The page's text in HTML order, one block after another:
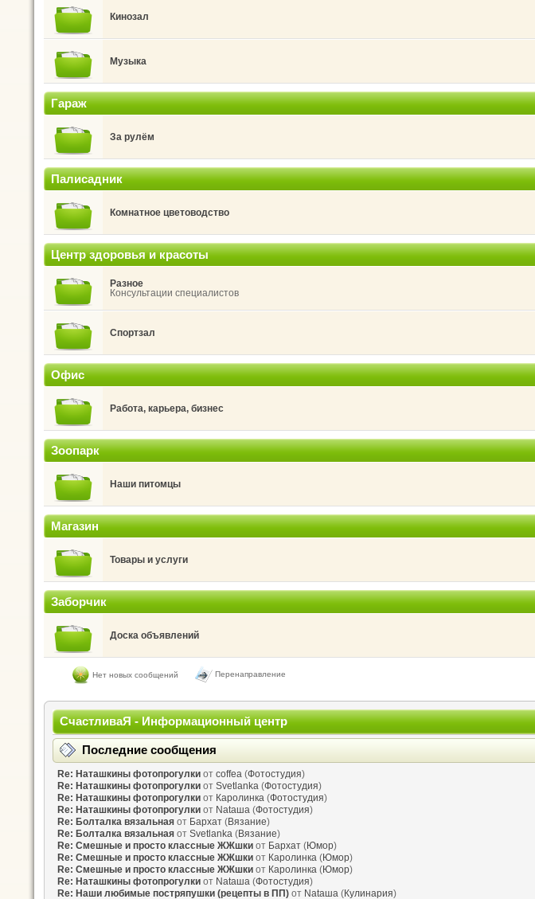
Кинозал
Музыка
Гараж
За рулём
Палисадник
Комнатное цветоводство
Центр здоровья и красоты
Разное
Консультации специалистов
Спортзал
Офис
Работа, карьера, бизнес
Зоопарк
Наши питомцы
Магазин
Товары и услуги
Заборчик
Доска объявлений
Нет новых сообщений Перенаправление
СчастливаЯ - Информационный центр
Последние сообщения
Re: Наташкины фотопрогулки от coffea (Фотостудия)
Re: Наташкины фотопрогулки от Svetlanka (Фотостудия)
Re: Наташкины фотопрогулки от Каролинка (Фотостудия)
Re: Наташкины фотопрогулки от Nataшa (Фотостудия)
Re: Болталка вязальная от Бархат (Вязание)
Re: Болталка вязальная от Svetlanka (Вязание)
Re: Смешные и просто классные ЖЖшки от Бархат (Юмор)
Re: Смешные и просто классные ЖЖшки от Каролинка (Юмор)
Re: Смешные и просто классные ЖЖшки от Каролинка (Юмор)
Re: Наташкины фотопрогулки от Nataшa (Фотостудия)
Re: Наши любимые постряпушки (рецепты в ПП) от Nataшa (Кулинария)